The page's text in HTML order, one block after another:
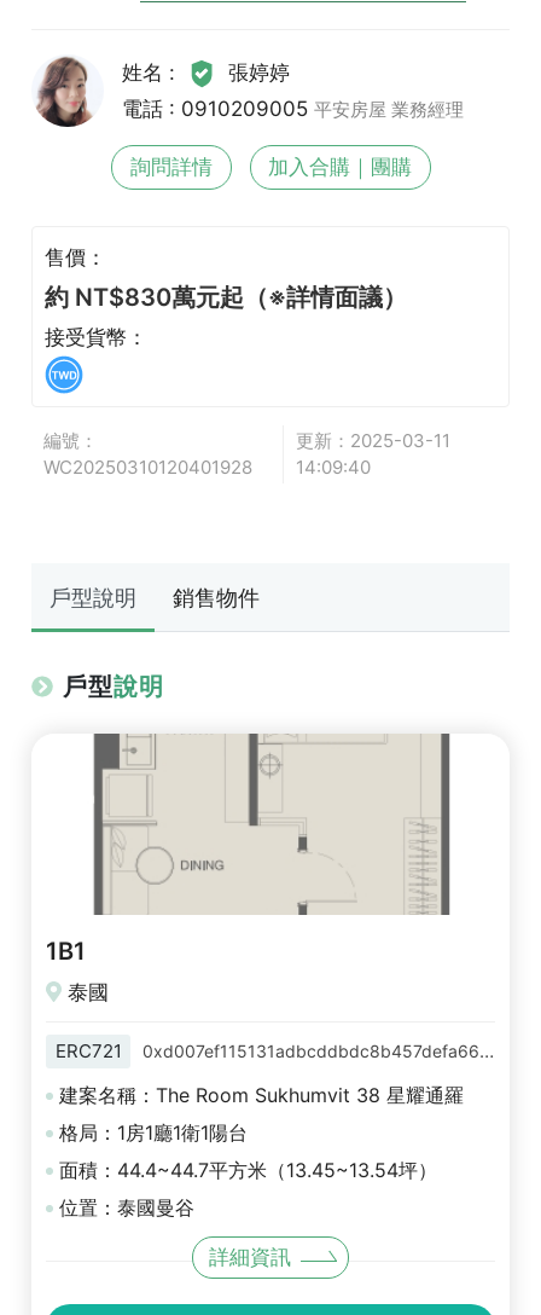
姓名 :
張婷婷
電話 : 0910209005平安房屋 業務經理
詢問詳情 加入合購｜團購
售價：
約 NT$830萬元起（※詳情面議）
接受貨幣：
編號：
WC20250310120401928
更新：2025-03-11
14:09:40
戶型說明 銷售物件
戶型說明
1B1
泰國
ERC721 0xd007ef115131adbcddbdc8b457defa66baa92246
建案名稱：The Room Sukhumvit 38 星耀通羅
格局：1房1廳1衛1陽台
面積：44.4~44.7平方米（13.45~13.54坪）
位置：泰國曼谷
詳細資訊